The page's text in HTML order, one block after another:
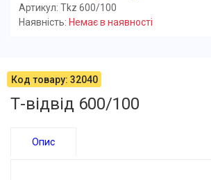
Артикул: Tkz 600/100
Наявність: Немає в наявності
Код товару: 32040
Т-відвід 600/100
Опис